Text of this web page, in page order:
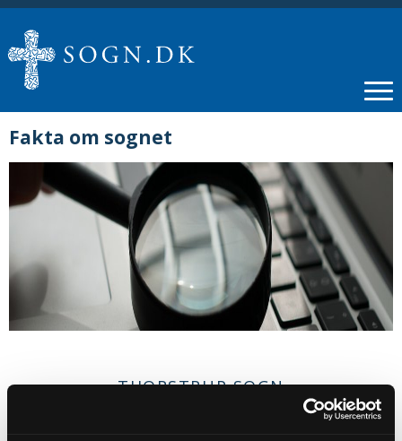
Fakta om sognet
THORSTRUP SOGN